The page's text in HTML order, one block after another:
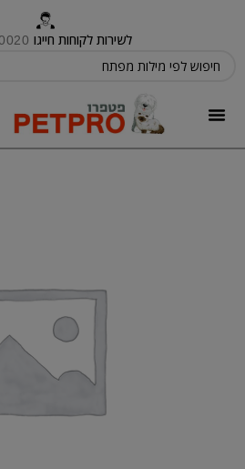
לשירות לקוחות חייגו